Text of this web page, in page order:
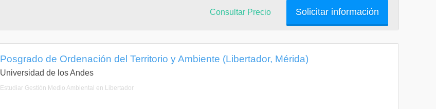
Solicitar información
Consultar Precio
Posgrado de Ordenación del Territorio y Ambiente (Libertador, Mérida)
Universidad de los Andes
Estudiar Gestión Medio Ambiental en Libertador